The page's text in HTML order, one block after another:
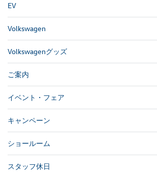
EV
Volkswagen
Volkswagenグッズ
ご案内
イベント・フェア
キャンペーン
ショールーム
スタッフ休日